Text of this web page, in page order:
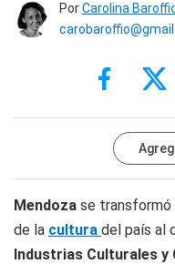
PorCarolina
Mendoza se transformó
de la cultura del país al
Industrias Culturales y